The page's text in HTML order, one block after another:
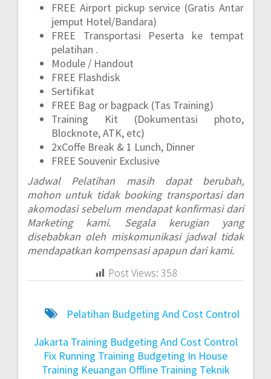
FREE Airport pickup service (Gratis Antar
jemput Hotel/Bandara)
FREE Transportasi Peserta ke tempat
pelatihan .
Module / Handout
FREE Flashdisk
Sertifikat
FREE Bag or bagpack (Tas Training)
Training Kit (Dokumentasi photo,
Blocknote, ATK, etc)
2xCoffe Break & 1 Lunch, Dinner
FREE Souvenir Exclusive
Jadwal Pelatihan masih dapat berubah,
mohon untuk tidak booking transportasi dan
akomodasi sebelum mendapat konfirmasi dari
Marketing kami. Segala kerugian yang
disebabkan oleh miskomunikasi jadwal tidak
mendapatkan kompensasi apapun dari kami.
Post Views: 358
Pelatihan Budgeting And Cost Control
Jakarta Training Budgeting And Cost Control
Fix Running Training Budgeting In House
Training Keuangan Offline Training Teknik